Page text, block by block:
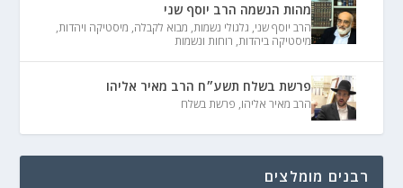
מהות הנשמה הרב יוסף שני
הרב יוסף שני, גלגולי נשמות, מבוא לקבלה, מיסטיקה ויהדות,
מיסטיקה ביהדות, רוחות ונשמות
פרשת בשלח תשע״ח הרב מאיר אליהו
הרב מאיר אליהו, פרשת בשלח
רבנים מומלצים